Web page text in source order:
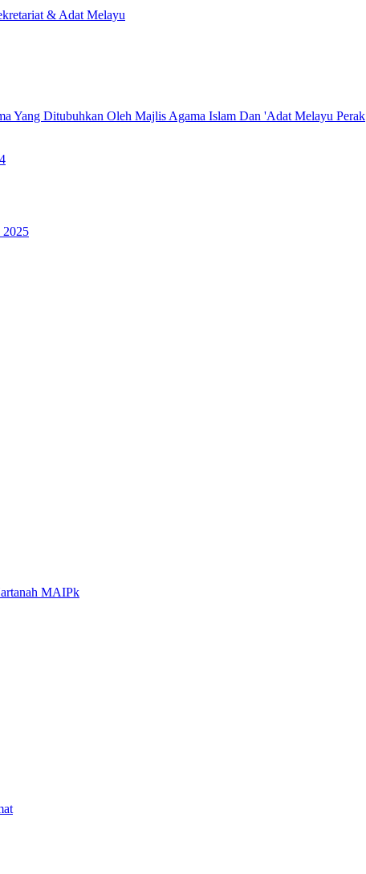
& Adat Melayu
Yang Ditubuhkan Oleh Majlis Agama Islam Dan 'Adat Melayu Perak
2025
MAIPk